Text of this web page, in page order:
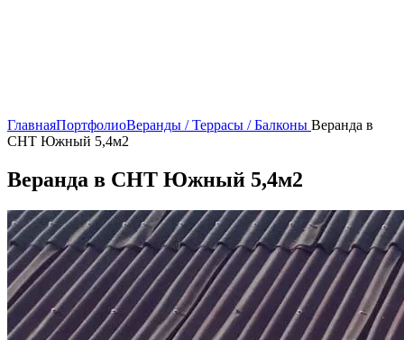
ГлавнаяПортфолиоВеранды / Террасы / Балконы Веранда в
СНТ Южный 5,4м2
Веранда в СНТ Южный 5,4м2